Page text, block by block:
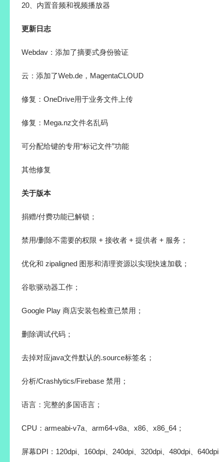
20、内置音频和视频播放器
更新日志
Webdav：添加了摘要式身份验证
云：添加了Web.de，MagentaCLOUD
修复：OneDrive用于业务文件上传
修复：Mega.nz文件名乱码
可分配给键的专用“标记文件”功能
其他修复
关于版本
捐赠/付费功能已解锁；
禁用/删除不需要的权限 + 接收者 + 提供者 + 服务；
优化和 zipaligned 图形和清理资源以实现快速加载；
谷歌驱动器工作；
Google Play 商店安装包检查已禁用；
删除调试代码；
去掉对应java文件默认的.source标签名；
分析/Crashlytics/Firebase 禁用；
语言：完整的多国语言；
CPU：armeabi-v7a、arm64-v8a、x86、x86_64；
屏幕DPI：120dpi、160dpi、240dpi、320dpi、480dpi、